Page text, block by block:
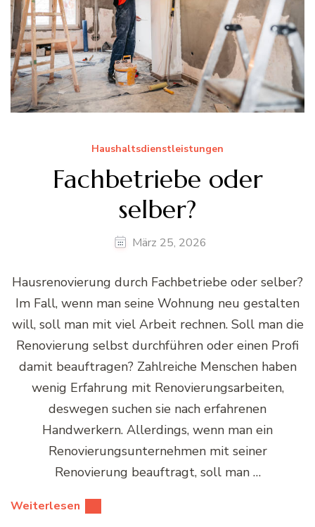
Haushaltsdienstleistungen
Fachbetriebe oder
selber?
März 25, 2026
Hausrenovierung durch Fachbetriebe oder selber?
Im Fall, wenn man seine Wohnung neu gestalten
will, soll man mit viel Arbeit rechnen. Soll man die
Renovierung selbst durchführen oder einen Profi
damit beauftragen? Zahlreiche Menschen haben
wenig Erfahrung mit Renovierungsarbeiten,
deswegen suchen sie nach erfahrenen
Handwerkern. Allerdings, wenn man ein
Renovierungsunternehmen mit seiner
Renovierung beauftragt, soll man …
Weiterlesen